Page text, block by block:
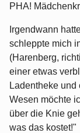
PHA!
Irgendwann
schleppte mich
(Harenberg,
einer etwas
Ladentheke
Wesen möchte
über die Knie
was das kostet!"